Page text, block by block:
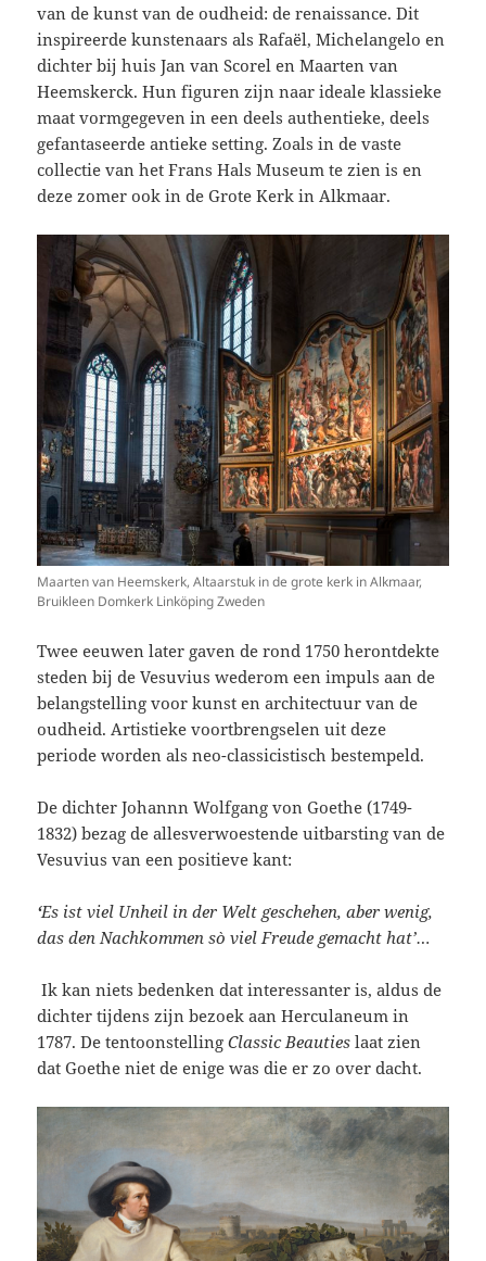
van de kunst van de oudheid: de renaissance. Dit
inspireerde kunstenaars als Rafaël, Michelangelo en
dichter bij huis Jan van Scorel en Maarten van
Heemskerck. Hun figuren zijn naar ideale klassieke
maat vormgegeven in een deels authentieke, deels
gefantaseerde antieke setting. Zoals in de vaste
collectie van het Frans Hals Museum te zien is en
deze zomer ook in de Grote Kerk in Alkmaar.
Maarten van Heemskerk, Altaarstuk in de grote kerk in Alkmaar,
Bruikleen Domkerk Linköping Zweden
Twee eeuwen later gaven de rond 1750 herontdekte
steden bij de Vesuvius wederom een impuls aan de
belangstelling voor kunst en architectuur van de
oudheid. Artistieke voortbrengselen uit deze
periode worden als neo-classicistisch bestempeld.
De dichter Johannn Wolfgang von Goethe (1749-
1832) bezag de allesverwoestende uitbarsting van de
Vesuvius van een positieve kant:
‘Es ist viel Unheil in der Welt geschehen, aber wenig,
das den Nachkommen sò viel Freude gemacht hat’…
Ik kan niets bedenken dat interessanter is, aldus de
dichter tijdens zijn bezoek aan Herculaneum in
1787. De tentoonstellingClassic Beauties laat zien
dat Goethe niet de enige was die er zo over dacht.